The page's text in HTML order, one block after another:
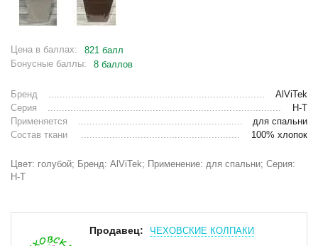
Цена в баллах:
821 балл
Бонусные баллы:
8 баллов
Бренд
AlViTek
Серия
Н-Т
Применяется
для спальни
Состав ткани
100% хлопок
Цвет: голубой; Бренд: AlViTek; Применение: для спальни; Серия:
Н-Т
Продавец:
ЧЕХОВСКИЕ КОЛПАКИ